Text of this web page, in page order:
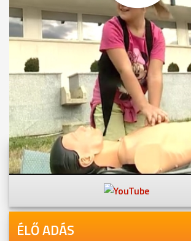
MEGOSZTÁS
Videóink megtekinthetőek
Youtube-csatornánkon is!
ÉLŐ ADÁS